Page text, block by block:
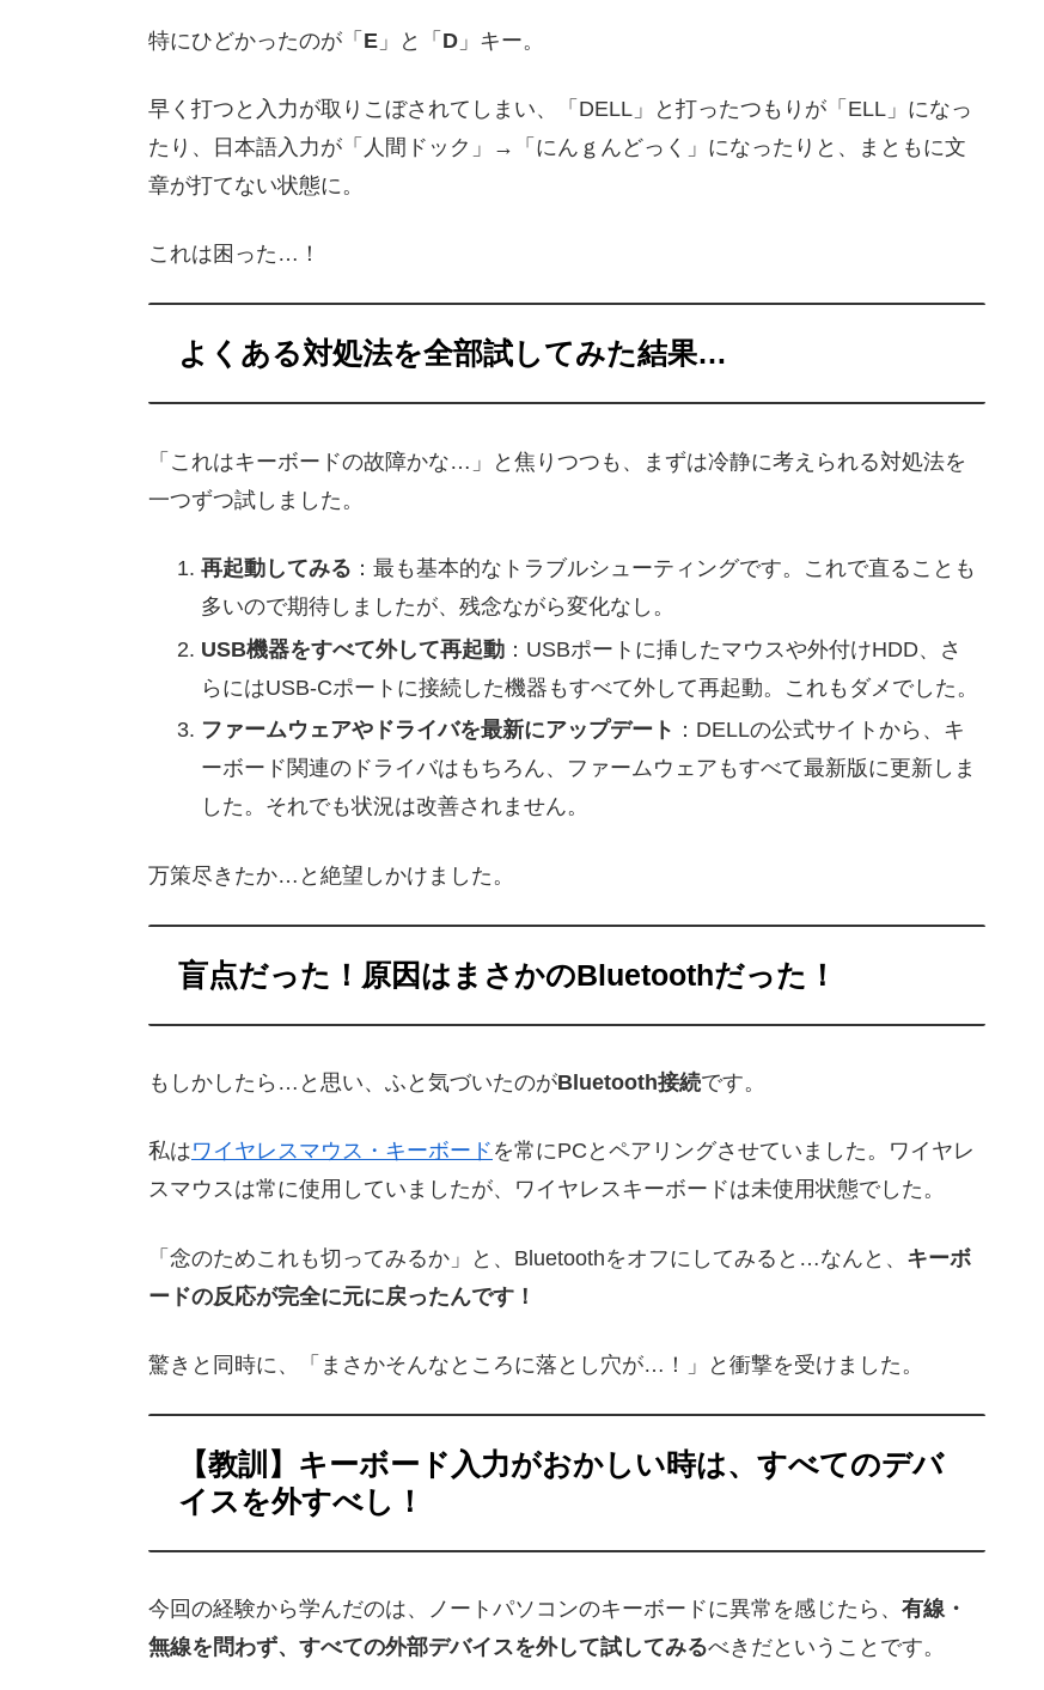
特にひどかったのが「 E 」と「 D 」キー。
早く打つと入力が取りこぼされてしまい、「DELL」と打ったつもりが「ELL」になっ
たり、日本語入力が「人間ドック」→「にんｇんどっく」になったりと、まともに文
章が打てない状態に。
これは困った…！
よくある対処法を全部試してみた結果…
「これはキーボードの故障かな…」と焦りつつも、まずは冷静に考えられる対処法を
一つずつ試しました。
再起動してみる ：最も基本的なトラブルシューティングです。これで直ることも
多いので期待しましたが、残念ながら変化なし。
USB機器をすべて外して再起動：USBポートに挿したマウスや外付けHDD、さ
らにはUSB-Cポートに接続した機器もすべて外して再起動。これもダメでした。
ファームウェアやドライバを最新にアップデート ：DELLの公式サイトから、キ
ーボード関連のドライバはもちろん、ファームウェアもすべて最新版に更新しま
した。それでも状況は改善されません。
万策尽きたか…と絶望しかけました。
盲点だった！原因はまさかのBluetoothだった！
もしかしたら…と思い、ふと気づいたのがBluetooth接続です。
私はワイヤレスマウス・キーボード を常にPCとペアリングさせていました。ワイヤレ
スマウスは常に使用していましたが、ワイヤレスキーボードは未使用状態でした。
「念のためこれも切ってみるか」と、Bluetoothをオフにしてみると…なんと、 キーボ
ードの反応が完全に元に戻ったんです！
驚きと同時に、「まさかそんなところに落とし穴が…！」と衝撃を受けました。
【教訓】キーボード入力がおかしい時は、すべてのデバ
イスを外すべし！
今回の経験から学んだのは、ノートパソコンのキーボードに異常を感じたら、 有線・
無線を問わず、すべての外部デバイスを外して試してみるべきだということです。